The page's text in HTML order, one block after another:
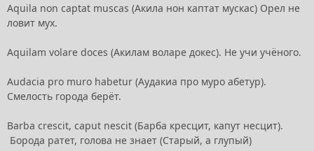
Aquila non captat muscas (Акила нон каптат мускас) Орел не
ловит мух.
Aquilam volare doces (Акилам воларе докес). Не учи учёного.
Audacia pro muro habetur (Аудакиа про муро абетур).
Смелость города берёт.
Barba crescit, caput nescit (Барба кресцит, капут несцит).
Борода ратет, голова не знает (Старый, а глупый)